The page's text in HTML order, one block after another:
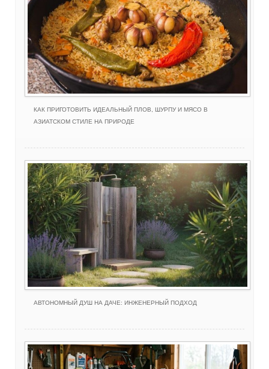
КАК ПРИГОТОВИТЬ ИДЕАЛЬНЫЙ ПЛОВ, ШУРПУ И МЯСО В
АЗИАТСКОМ СТИЛЕ НА ПРИРОДЕ
АВТОНОМНЫЙ ДУШ НА ДАЧЕ: ИНЖЕНЕРНЫЙ ПОДХОД